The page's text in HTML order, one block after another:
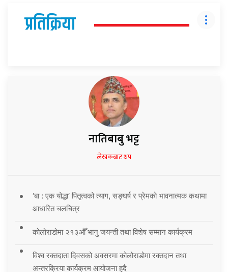
प्रतिक्रिया
नातिबाबु भट्ट
लेखकबाट थप
‘बा : एक योद्धा’ पितृत्वको त्याग, सङ्घर्ष र प्रेमको भावनात्मक कथामा
आधारित चलचित्र
कोलोराडोमा २१३औँ भानु जयन्ती तथा विशेष सम्मान कार्यक्रम
विश्व रक्तदाता दिवसको अवसरमा कोलोराडोमा रक्तदान तथा
अन्तरक्रिया कार्यक्रम आयोजना हुदै